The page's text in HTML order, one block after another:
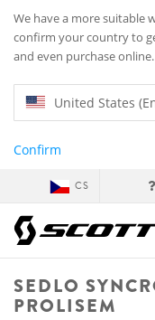
We have a more suitable
confirm your country to
and even purchase online.
United States
Confirm
CS
SEDLO
PROLISEM